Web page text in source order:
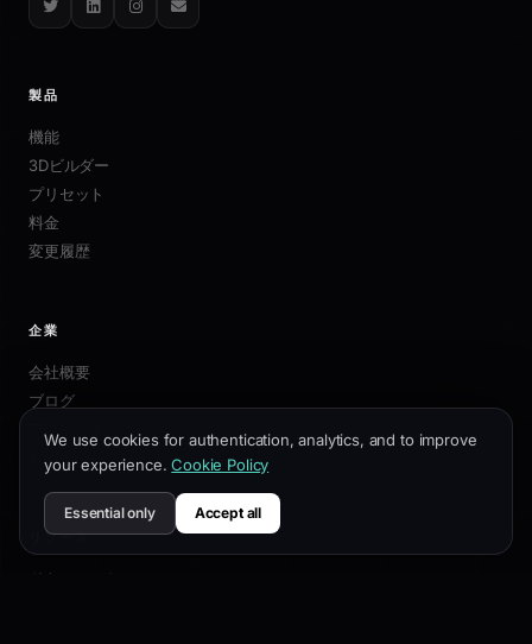
TwitterLinkedInInstagram
Email
製品
機能
3Dビルダー
プリセット
料金
変更履歴
企業
会社概要
ブログ
お問い合わせ
リソース
ドキュメント
We use cookies for authentication, analytics, and to improve
your experience. Cookie Policy
Essential only Accept all